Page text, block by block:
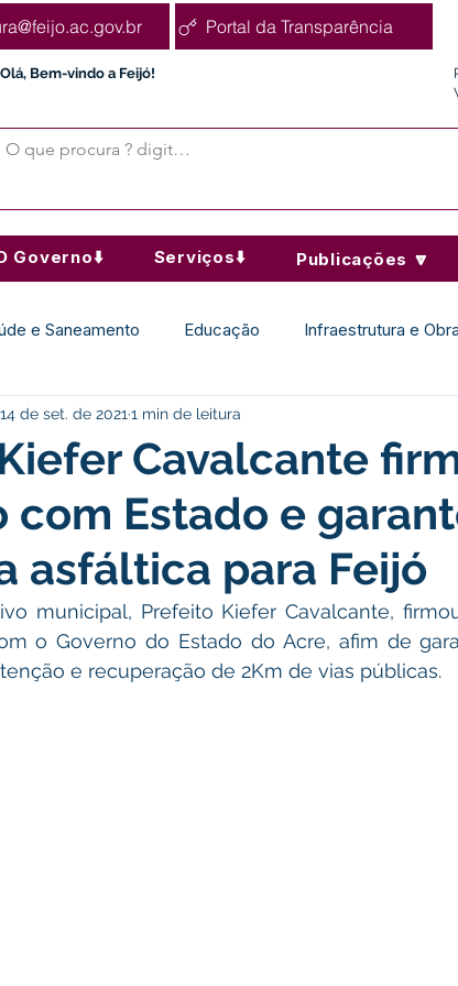
Portal da Transparência
Olá, Bem-vindo a Feijó!
Governo⬇️ Serviços⬇️ Publicações 🔽
e Saneamento Educação Infraestrutura e
Desporto Cultura e Lazer
Comemorativas Campanhas Vacinômetro
Informativo e Convite Emenda Parlamentar
Licitações No gabinete Gestão
Cavalcante
com Estado e
asfáltica para Feijó
14 de set. de 2021 1 min de leitura
municipal, Prefeito Kiefer Cavalcante,
o Governo do Estado do Acre, afim de
e recuperação de 2Km de vias públicas.